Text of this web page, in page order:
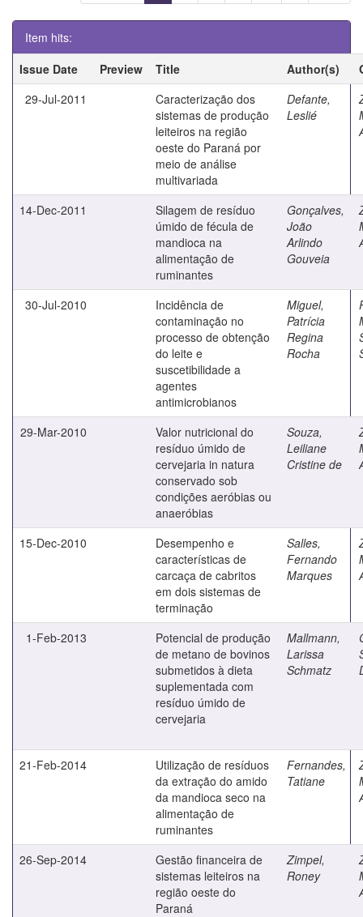
Item hits:
Issue Date
Preview Title Author(s)
29-Jul-2011
Caracterização dos
sistemas de produção
leiteiros na região
oeste do Paraná por
meio de análise
multivariada
Defante,
Leslié
14-Dec-2011
Silagem de resíduo
úmido de fécula de
mandioca na
alimentação de
ruminantes
Gonçalves,
João
Arlindo
Gouveia
30-Jul-2010
Incidência de
contaminação no
processo de obtenção
do leite e
suscetibilidade a
agentes
antimicrobianos
Miguel,
Patrícia
Regina
Rocha
29-Mar-2010
Valor nutricional do
resíduo úmido de
cervejaria in natura
conservado sob
condições aeróbias ou
anaeróbias
Souza,
Leiliane
Cristine de
15-Dec-2010
Desempenho e
características de
carcaça de cabritos
em dois sistemas de
terminação
Salles,
Fernando
Marques
1-Feb-2013
Potencial de produção
de metano de bovinos
submetidos à dieta
suplementada com
resíduo úmido de
cervejaria
Mallmann,
Larissa
Schmatz
21-Feb-2014
Utilização de resíduos
da extração do amido
da mandioca seco na
alimentação de
ruminantes
Fernandes,
Tatiane
26-Sep-2014
Gestão financeira de
sistemas leiteiros na
região oeste do
Paraná
Zimpel,
Roney